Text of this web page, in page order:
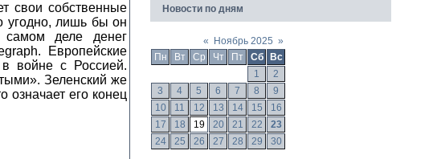
свои собственные
угодно, лишь бы он
деле денег
Европейские
в войне с Россией.
Зеленский же
означает его конец
Новости по дням
« Ноябрь 2025 »
Пн
Вт Ср Чт Пт Сб
Вс
1
2
3
4 5 6 7 8
9
10
11 12 13 14 15
16
17
18 19 20 21 22
23
24
25 26 27 28 29 30